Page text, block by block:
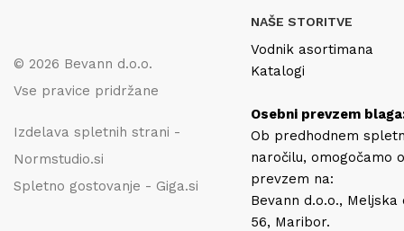
© 2026 Bevann d.o.o.
Vse pravice pridržane
Izdelava spletnih strani -
Normstudio.si
Spletno gostovanje - Giga.si
NAŠE STORITVE
Vodnik asortimana
Katalogi
Osebni prevzem
Ob predhodnem
naročilu, omogočamo
prevzem na:
Bevann d.o.o., Meljska
56, Maribor.